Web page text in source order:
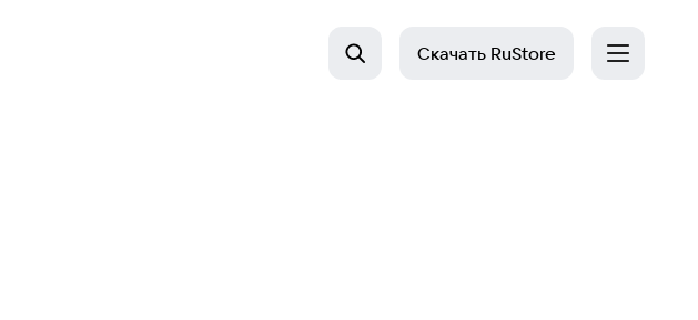
Скачать RuStore